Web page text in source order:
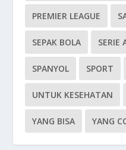
PREMIER LEAGUE
SEPAK BOLA SERIE
SPANYOL SPORT
UNTUK KESEHATAN
YANG BISA YANG